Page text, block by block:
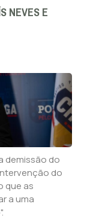
NEVES E
demissão do
do
que as
a uma